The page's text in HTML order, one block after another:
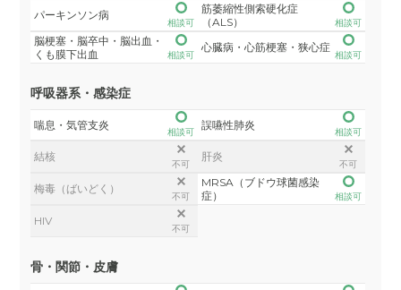
パーキンソン病
相談可
筋萎縮性側索硬化症
（ALS）
相談可
脳梗塞・脳卒中・脳出血・
くも膜下出血
相談可
心臓病・心筋梗塞・狭心症
相談可
呼吸器系・感染症
喘息・気管支炎
相談可
誤嚥性肺炎
相談可
結核
不可
肝炎
不可
梅毒（ばいどく）
不可
MRSA（ブドウ球菌感染
症）
相談可
HIV
不可
骨・関節・皮膚